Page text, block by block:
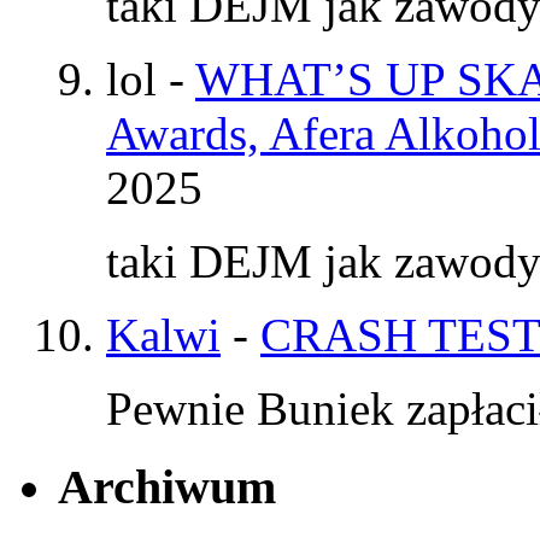
lol - WHAT’S UP
Awards, Afera
2025
taki DEJM jak
Kalwi - CRASH
Pewnie Buniek
Archiwum